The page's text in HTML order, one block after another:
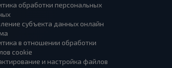
обработки персональных
субъекта данных онлайн
в отношении обработки
cookie
и настройка файлов